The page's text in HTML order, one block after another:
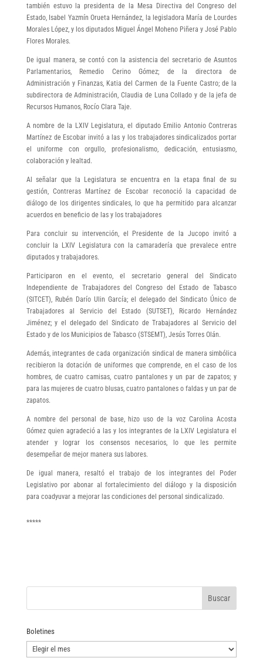
también estuvo la presidenta de la Mesa Directiva del Congreso del
Estado, Isabel Yazmín Orueta Hernández, la legisladora María de Lourdes
Morales López, y los diputados Miguel Ángel Moheno Piñera y José Pablo
Flores Morales.
De igual manera, se contó con la asistencia del secretario de Asuntos
Parlamentarios, Remedio Cerino Gómez; de la directora de
Administración y Finanzas, Katia del Carmen de la Fuente Castro; de la
subdirectora de Administración, Claudia de Luna Collado y de la jefa de
Recursos Humanos, Rocío Clara Taje.
A nombre de la LXIV Legislatura, el diputado Emilio Antonio Contreras
Martínez de Escobar invitó a las y los trabajadores sindicalizados portar
el uniforme con orgullo, profesionalismo, dedicación, entusiasmo,
colaboración y lealtad.
Al señalar que la Legislatura se encuentra en la etapa final de su
gestión, Contreras Martínez de Escobar reconoció la capacidad de
diálogo de los dirigentes sindicales, lo que ha permitido para alcanzar
acuerdos en beneficio de las y los trabajadores
Para concluir su intervención, el Presidente de la Jucopo invitó a
concluir la LXIV Legislatura con la camaradería que prevalece entre
diputados y trabajadores.
Participaron en el evento, el secretario general del Sindicato
Independiente de Trabajadores del Congreso del Estado de Tabasco
(SITCET), Rubén Darío Ulin García; el delegado del Sindicato Único de
Trabajadores al Servicio del Estado (SUTSET), Ricardo Hernández
Jiménez; y el delegado del Sindicato de Trabajadores al Servicio del
Estado y de los Municipios de Tabasco (STSEMT), Jesús Torres Olán.
Además, integrantes de cada organización sindical de manera simbólica
recibieron la dotación de uniformes que comprende, en el caso de los
hombres, de cuatro camisas, cuatro pantalones y un par de zapatos; y
para las mujeres de cuatro blusas, cuatro pantalones o faldas y un par de
zapatos.
A nombre del personal de base, hizo uso de la voz Carolina Acosta
Gómez quien agradeció a las y los integrantes de la LXIV Legislatura el
atender y lograr los consensos necesarios, lo que les permite
desempeñar de mejor manera sus labores.
De igual manera, resaltó el trabajo de los integrantes del Poder
Legislativo por abonar al fortalecimiento del diálogo y la disposición
para coadyuvar a mejorar las condiciones del personal sindicalizado.
*****
Boletines
Boletines